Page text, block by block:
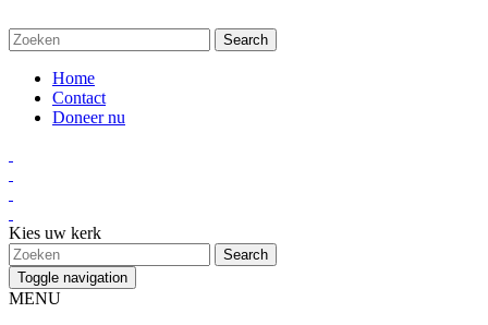
Home
Contact
Doneer nu
Kies uw kerk
Toggle navigation
MENU